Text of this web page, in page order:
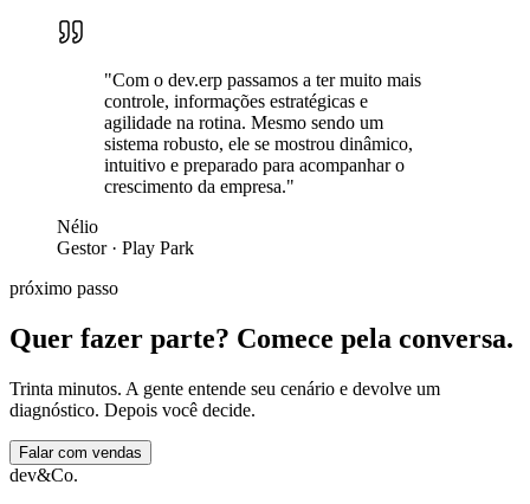
"Com o dev.erp passamos a ter muito mais
controle, informações estratégicas e
agilidade na rotina. Mesmo sendo um
sistema robusto, ele se mostrou dinâmico,
intuitivo e preparado para acompanhar o
crescimento da empresa."
Nélio
Gestor· Play Park
próximo passo
Quer fazer parte? Comece pela conversa.
Trinta minutos. A gente entende seu cenário e devolve um
diagnóstico. Depois você decide.
Falar com vendas
dev&Co.